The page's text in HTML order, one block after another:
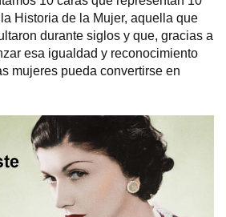
Historia de la Mujer, aquella que
durante siglos y que, gracias a
esa igualdad y reconocimiento
mujeres pueda convertirse en